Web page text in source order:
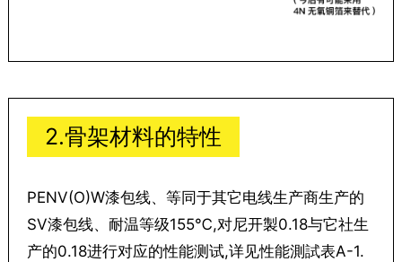
2.骨架材料的特性
PENV(O)W漆包线、等同于其它电线生产商生产的
SV漆包线、耐温等级155℃,对尼开製0.18与它社生
产的0.18进行对应的性能测试,详见性能測試表A-1.